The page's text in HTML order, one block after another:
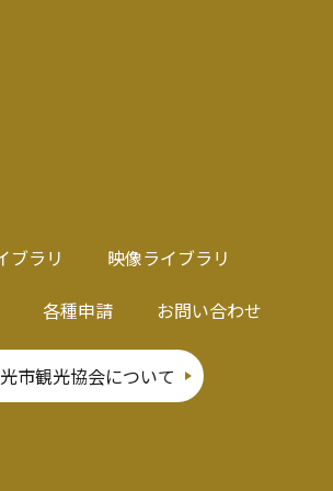
ブラリ
映像ライブラリ
各種申請 お問い合わせ
市観光協会について